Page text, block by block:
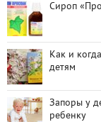
Сироп
Как и
детям
Запоры у
ребенку